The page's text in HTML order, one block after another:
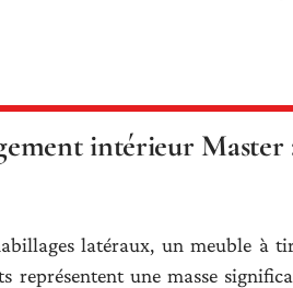
intérieur
latéraux, un meuble à
représentent une masse